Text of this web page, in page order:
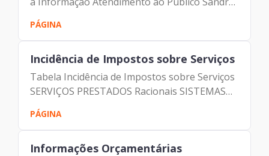
Solução
Reconhecimento
Mara Tayar de Mello Barreto – telefone (11)
3396-9375 Cargo/Função: Ouvidora R. Líbero
Badaró, 425, 7º andar –...
PÁGINA
Incidência de Impostos sobre Serviços
Tabela Incidência de Impostos sobre Serviços
SERVIÇOS PRESTADOS Racionais SISTEMAS
DE INFORMAÇÃO DEMAIS SERVIÇOS ISS 2,9%
2,9% PASEP/COFINS 3,65% 9,25%
CONTRIBUIÇÃO PREVIDENCIARIA 4,5% 4,5%
TOTAL...
PÁGINA
Informações Orçamentárias